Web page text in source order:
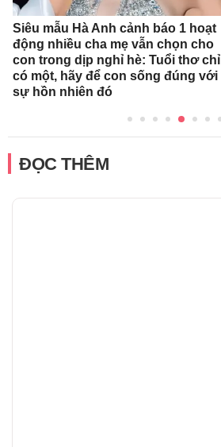
Siêu mẫu Hà Anh cảnh báo 1 hoạt
động nhiều cha mẹ vẫn chọn cho
con trong dịp nghỉ hè: Tuổi thơ chỉ
có một, hãy để con sống đúng với
sự hồn nhiên đó
ĐỌC THÊM